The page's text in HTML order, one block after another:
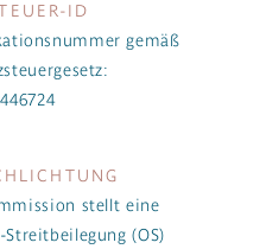
ID
gemäß
stellt eine
(OS)